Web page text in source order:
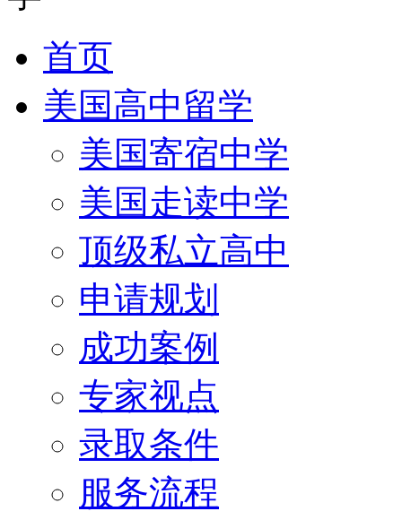
首页
美国高中留学
美国寄宿中学
美国走读中学
顶级私立高中
申请规划
成功案例
专家视点
录取条件
服务流程